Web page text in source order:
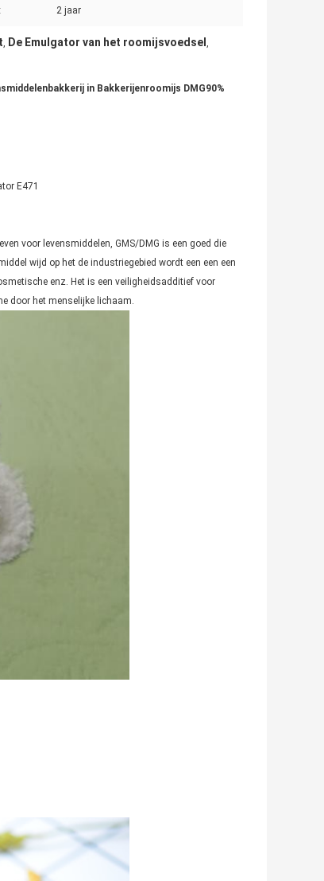
2 jaar
, De Emulgator van het roomijsvoedsel ,
in Bakkerijenroomijs DMG90%
E471
voor levensmiddelen, GMS/DMG is een goed die
wijd op het de industriegebied wordt een een een
enz. Het is een veiligheidsadditief voor
door het menselijke lichaam.